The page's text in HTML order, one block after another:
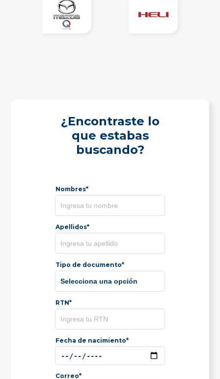
¿Encontraste lo
que estabas
buscando?
Nombres*
Apellidos*
Tipo de documento*
RTN*
Fecha de nacimiento*
Correo*